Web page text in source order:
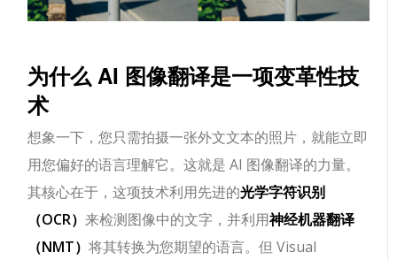
为什么 AI 图像翻译是一项变革性技
术
想象一下，您只需拍摄一张外文文本的照片，就能立即
用您偏好的语言理解它。这就是 AI 图像翻译的力量。
其核心在于，这项技术利用先进的光学字符识别
（OCR）来检测图像中的文字，并利用神经机器翻译
（NMT）将其转换为您期望的语言。但 Visual